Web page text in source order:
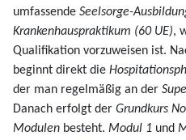
umfassende Seelsorge-
Krankenhauspraktikum (60 UE),
Qualifikation vorzuweisen ist.
beginnt direkt die
der man regelmäßig an der
Danach erfolgt der Grundkurs
Modulen besteht. Modul 1 und